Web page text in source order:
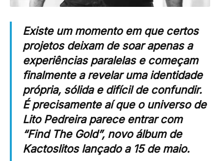
Existe um momento em que certos
projetos deixam de soar apenas a
experiências paralelas e começam
finalmente a revelar uma identidade
própria, sólida e difícil de confundir.
É precisamente aí que o universo de
Lito Pedreiraparece entrar com
“Find The Gold”, novo álbum de
Kactoslitos lançado a 15 de maio.